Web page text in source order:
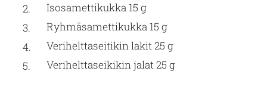
Isosamettikukka 15 g
Ryhmäsamettikukka 15 g
Verihelttaseitikin lakit 25 g
Verihelttaseikikin jalat 25 g